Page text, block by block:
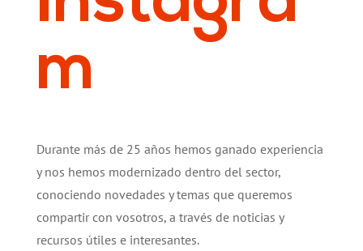
m
Durante más de 25 años hemos ganado experiencia
y nos hemos modernizado dentro del sector,
conociendo novedades y temas que queremos
compartir con vosotros, a través de noticias y
recursos útiles e interesantes.